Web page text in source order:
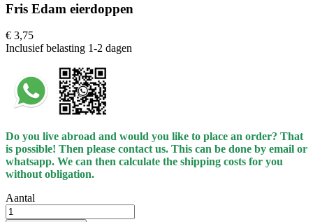
Fris Edam eierdoppen
€ 3,75
Inclusief belasting 1-2 dagen
Do you live abroad and would you like to place an order? That
is possible! Then please contact us. This can be done by email or
whatsapp. We can then calculate the shipping costs for you
without obligation.
Aantal